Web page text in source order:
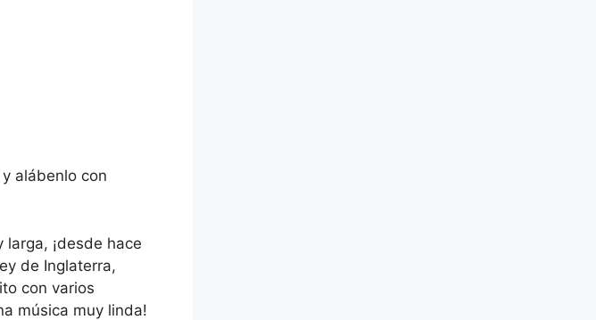
alábenlo con
¡desde hace
de Inglaterra,
con varios
música muy linda!